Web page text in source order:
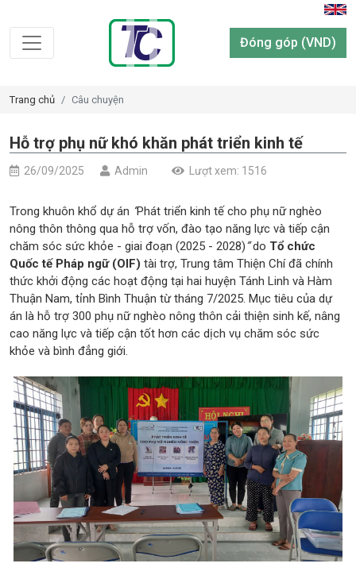
Đóng góp (VND)
Trang chủ Câu chuyện
Hỗ trợ phụ nữ khó khăn phát triển kinh tế
26/09/2025 Admin Lượt xem: 1516
Trong khuôn khổ dự án “Phát triển kinh tế cho phụ nữ nghèo
nông thôn thông qua hỗ trợ vốn, đào tạo năng lực và tiếp cận
chăm sóc sức khỏe - giai đoạn (2025 - 2028)”do Tổ chức
Quốc tế Pháp ngữ (OIF) tài trợ, Trung tâm Thiện Chí đã chính
thức khởi động các hoạt động tại hai huyện Tánh Linh và Hàm
Thuận Nam, tỉnh Bình Thuận từ tháng 7/2025. Mục tiêu của dự
án là hỗ trợ 300 phụ nữ nghèo nông thôn cải thiện sinh kế, nâng
cao năng lực và tiếp cận tốt hơn các dịch vụ chăm sóc sức
khỏe và bình đẳng giới.